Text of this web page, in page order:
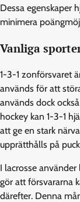
Dessa egenskaper
minimera
Vanliga
1-3-1 zonförsvaret
används för att
används dock
hockey kan 1-3-1
att ge en stark
upprätthålls på
I lacrosse
gör att försvararna
därefter. Denna